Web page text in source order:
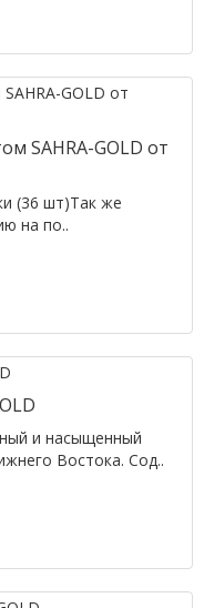
SAHRA-GOLD от
(36 шт)Так же
на по..
и насыщенный
Востока. Сод..